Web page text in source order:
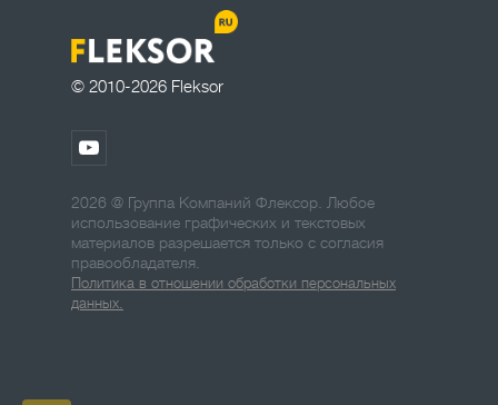
© 2010-2026 Fleksor
2026 @ Группа Компаний Флексор. Любое
использование графических и текстовых
материалов разрешается только с согласия
правообладателя.
Политика в отношении обработки персональных
данных.